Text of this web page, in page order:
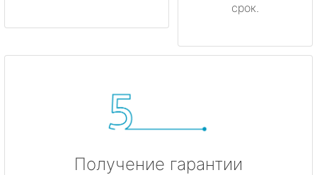
срок.
Получение гарантии